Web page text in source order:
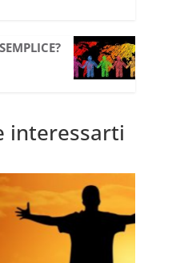
interessarti